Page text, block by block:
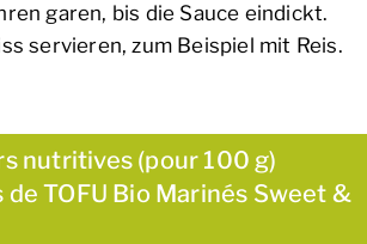
garen, bis die Sauce eindickt.
servieren, zum Beispiel mit Reis.
nutritives (pour 100 g)
de TOFU Bio Marinés Sweet &